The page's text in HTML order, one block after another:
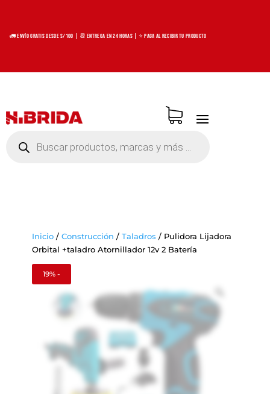
🚛 Envío Gratis desde S/100 | 📆 Entrega en 24 horas | ⭐ Paga al recibir tu producto
productos
Inicio/ Construcción / Taladros / Pulidora Lijadora
Orbital +taladro Atornillador 12v 2 Batería
19% -